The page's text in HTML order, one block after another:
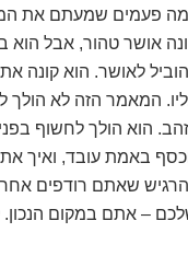
פעמים שמעתם את
אושר טהור, אבל הוא
לאושר. הוא קונה
המאמר הזה לא הולך
הוא הולך לחשוף
באמת עובד, ואיך
שאתם רודפים
– אתם במקום הנכון.